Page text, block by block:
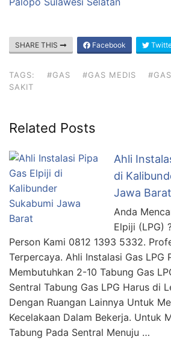
SHARE THIS Facebook
TAGS: #GAS #GAS MEDIS
SAKIT
Related Posts
Ahli
di
Jawa Barat
Anda
Elpiji (LPG)
Person Kami 0812 1393 5332.
Terpercaya. Ahli Instalasi Gas LPG
Membutuhkan 2-10 Tabung Gas
Sentral Tabung Gas LPG Harus di
Dengan Ruangan Lainnya Untuk
Kecelakaan Dalam Bekerja. Untuk
Tabung Pada Sentral Menuju …